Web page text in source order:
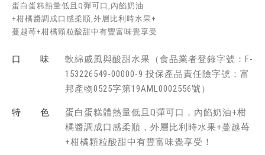
蛋白蛋糕熱量低且Q彈可口,內餡奶油
+柑橘醬調成口感柔順,外層比利時水果+
蔓越苺+柑橘顆粒酸甜中有豐富味覺享受
口 味
軟綿戚風與酸甜水果（食品業者登錄字號：F-
153226549-00000-9 投保產品責任險字號：富
邦產物0525字第19AML0002556號）
特 色
蛋白蛋糕體熱量低且Q彈可口，內餡奶油+柑
橘醬調成口感柔順，外層比利時水果+蔓越苺
+柑橘顆粒酸甜中有豐富味覺享受！